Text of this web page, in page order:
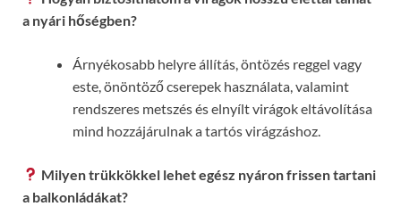
a nyári hőségben?
Árnyékosabb helyre állítás, öntözés reggel vagy
este, önöntöző cserepek használata, valamint
rendszeres metszés és elnyílt virágok eltávolítása
mind hozzájárulnak a tartós virágzáshoz.
Milyen trükkökkel lehet egész nyáron frissen tartani
a balkonládákat?